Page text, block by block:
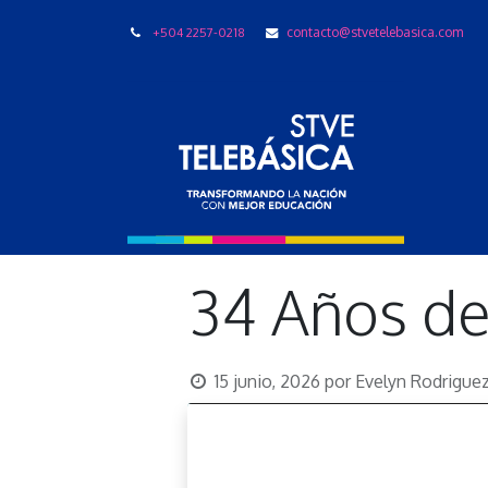
+504 2257-0218 contacto@stvetelebasica.com
34 Años
15 junio, 2026 por Evelyn Rodriguez